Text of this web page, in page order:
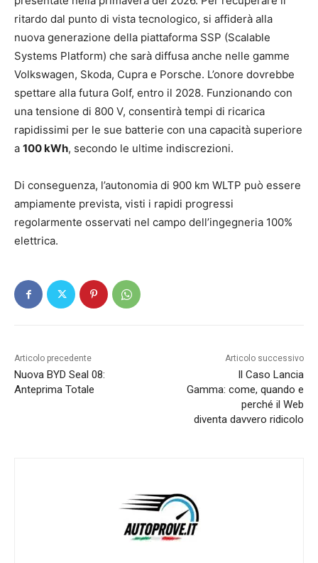
ritardo dal punto di vista tecnologico, si affiderà alla
nuova generazione della piattaforma SSP (Scalable
Systems Platform) che sarà diffusa anche nelle gamme
Volkswagen, Skoda, Cupra e Porsche. L’onore dovrebbe
spettare alla futura Golf, entro il 2028. Funzionando con
una tensione di 800 V, consentirà tempi di ricarica
rapidissimi per le sue batterie con una capacità superiore
a 100 kWh, secondo le ultime indiscrezioni.
Di conseguenza, l’autonomia di 900 km WLTP può essere
ampiamente prevista, visti i rapidi progressi
regolarmente osservati nel campo dell’ingegneria 100%
elettrica.
Articolo precedente
Nuova BYD Seal 08:
Anteprima Totale
Articolo successivo
Il Caso Lancia
Gamma: come, quando e
perché il Web
diventa davvero ridicolo